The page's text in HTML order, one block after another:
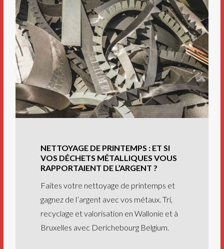
NETTOYAGE DE PRINTEMPS : ET SI
VOS DÉCHETS MÉTALLIQUES VOUS
RAPPORTAIENT DE L’ARGENT ?
Faites votre nettoyage de printemps et
gagnez de l’argent avec vos métaux. Tri,
recyclage et valorisation en Wallonie et à
Bruxelles avec Derichebourg Belgium.